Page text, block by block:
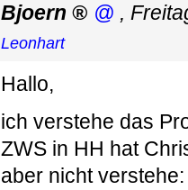
Bjoern ,
Leonhart
Hallo,
ich verstehe das
ZWS in HH hat
aber nicht